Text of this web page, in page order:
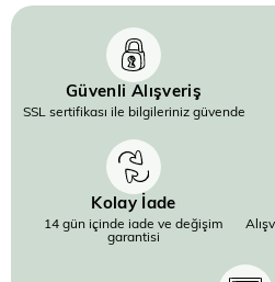
Güvenli Alışveriş
SSL sertifikası ile bilgileriniz güvende
Kolay İade
14 gün içinde iade ve değişim
garantisi